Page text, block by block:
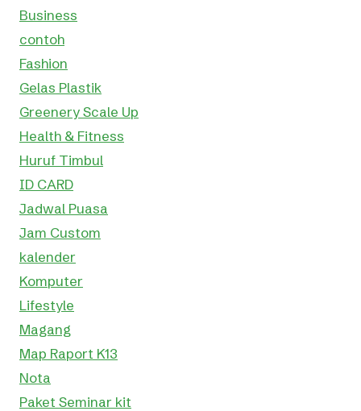
Business
contoh
Fashion
Gelas Plastik
Greenery Scale Up
Health & Fitness
Huruf Timbul
ID CARD
Jadwal Puasa
Jam Custom
kalender
Komputer
Lifestyle
Magang
Map Raport K13
Nota
Paket Seminar kit